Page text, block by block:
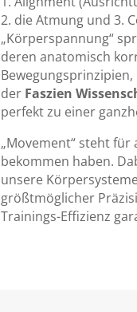
2. die Atmung und 3.
„Körperspannung“
deren anatomisch
der Faszien
perfekt zu einer
„Movement“ steht für
bekommen haben.
unsere
größtmöglicher
Trainings-Effizienz